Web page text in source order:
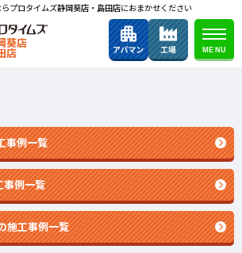
プロタイムズ静岡葵店・島田店におまかせください
葵店
店
事例一覧
事例一覧
施工事例一覧